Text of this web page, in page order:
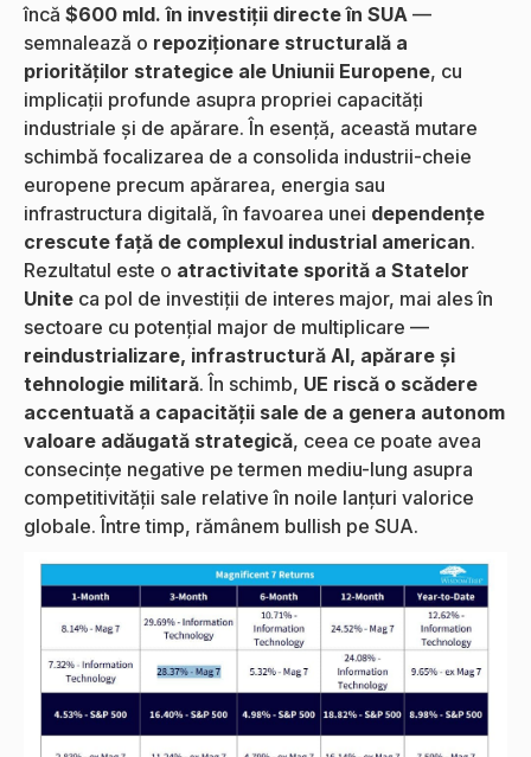
încă $600 mld. în investiții directe în SUA —
semnalează o repoziționare structurală a
priorităților strategice ale Uniunii Europene, cu
implicații profunde asupra propriei capacități
industriale și de apărare. În esență, această mutare
schimbă focalizarea de a consolida industrii-cheie
europene precum apărarea, energia sau
infrastructura digitală, în favoarea unei dependențe
crescute față de complexul industrial american.
Rezultatul este o atractivitate sporită a Statelor
Unite ca pol de investiții de interes major, mai ales în
sectoare cu potențial major de multiplicare —
reindustrializare, infrastructură AI, apărare și
tehnologie militară. În schimb, UE riscă o scădere
accentuată a capacității sale de a genera autonom
valoare adăugată strategică, ceea ce poate avea
consecințe negative pe termen mediu-lung asupra
competitivității sale relative în noile lanțuri valorice
globale. Între timp, rămânem bullish pe SUA.